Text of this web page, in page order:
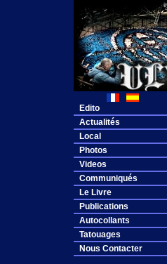
Edito
Actualités
Local
Photos
Videos
Communiqués
Le Livre
Publications
Autocollants
Tatouages
Nous Contacter